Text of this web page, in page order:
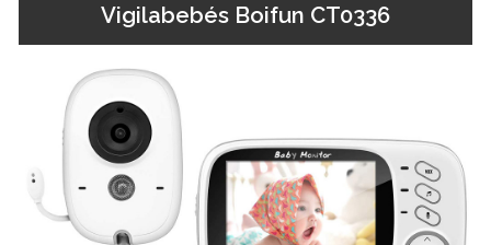
Vigilabebés Boifun CT0336